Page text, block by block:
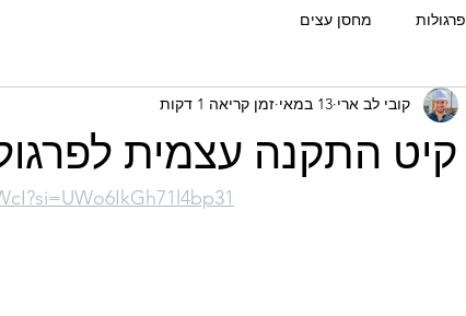
פרגולות מחסן עצים
קיט התקנה עצמית
קובי לב ארי 13 במאי זמן קריאה 1 דקות